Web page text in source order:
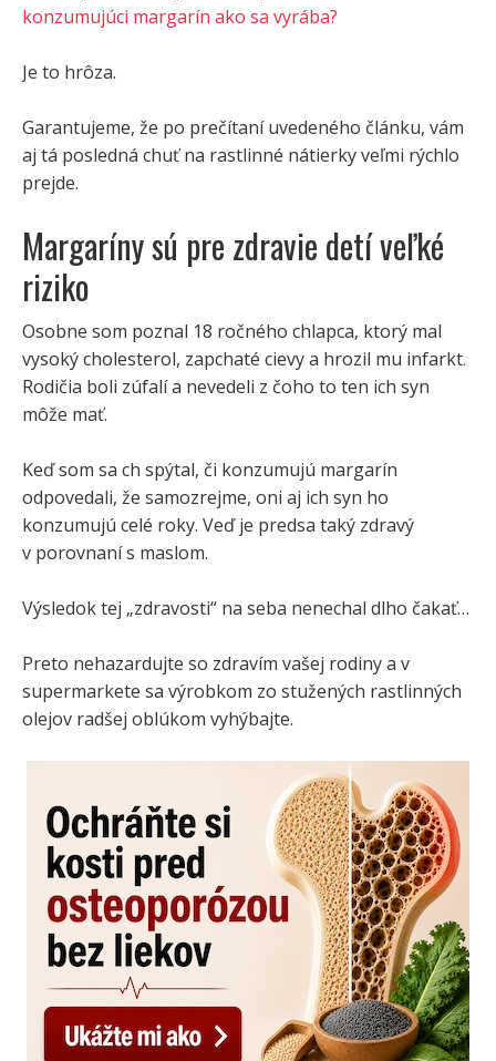
konzumujúci margarín ako sa vyrába?
Je to hrôza.
Garantujeme, že po prečítaní uvedeného článku, vám
aj tá posledná chuť na rastlinné nátierky veľmi rýchlo
prejde.
Margaríny sú pre zdravie detí veľké
riziko
Osobne som poznal 18 ročného chlapca, ktorý mal
vysoký cholesterol, zapchaté cievy a hrozil mu infarkt.
Rodičia boli zúfalí a nevedeli z čoho to ten ich syn
môže mať.
Keď som sa ch spýtal, či konzumujú margarín
odpovedali, že samozrejme, oni aj ich syn ho
konzumujú celé roky. Veď je predsa taký zdravý
v porovnaní s maslom.
Výsledok tej „zdravosti“ na seba nenechal dlho čakať…
Preto nehazardujte so zdravím vašej rodiny a v
supermarkete sa výrobkom zo stužených rastlinných
olejov radšej oblúkom vyhýbajte.